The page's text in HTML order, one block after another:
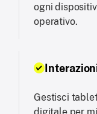
ogni
operativo.
Gestisci